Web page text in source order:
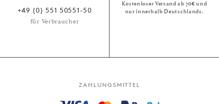
+49 (0) 551 50551-50
für Verbraucher
Kostenloser Versand ab 70€ und
nur innerhalb Deutschlands.
ZAHLUNGSMITTEL